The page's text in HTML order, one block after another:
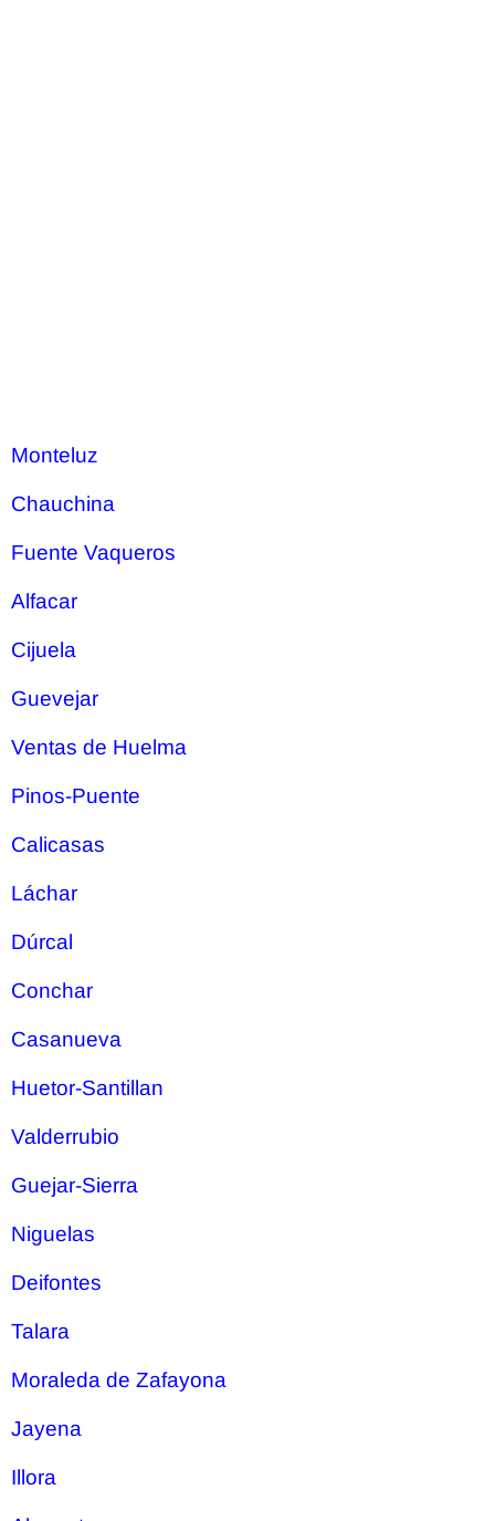
Monteluz
Chauchina
Fuente Vaqueros
Alfacar
Cijuela
Guevejar
Ventas de Huelma
Pinos-Puente
Calicasas
Láchar
Dúrcal
Conchar
Casanueva
Huetor-Santillan
Valderrubio
Guejar-Sierra
Niguelas
Deifontes
Talara
Moraleda de Zafayona
Jayena
Illora